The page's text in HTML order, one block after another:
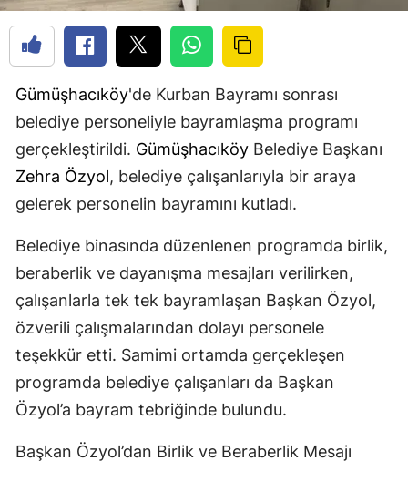
Gümüşhacıköy'de Kurban Bayramı sonrası
belediye personeliyle bayramlaşma programı
gerçekleştirildi. Gümüşhacıköy Belediye Başkanı
Zehra Özyol, belediye çalışanlarıyla bir araya
gelerek personelin bayramını kutladı.
Belediye binasında düzenlenen programda birlik,
beraberlik ve dayanışma mesajları verilirken,
çalışanlarla tek tek bayramlaşan Başkan Özyol,
özverili çalışmalarından dolayı personele
teşekkür etti. Samimi ortamda gerçekleşen
programda belediye çalışanları da Başkan
Özyol’a bayram tebriğinde bulundu.
Başkan Özyol’dan Birlik ve Beraberlik Mesajı